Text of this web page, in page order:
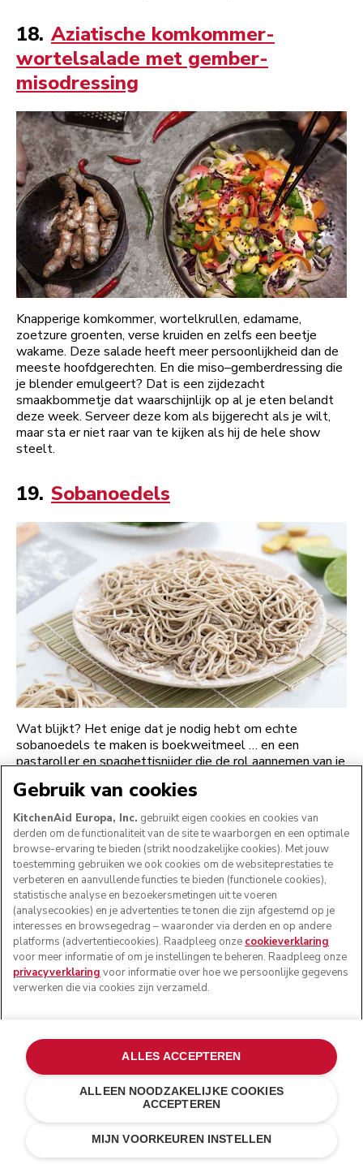
18. Aziatische komkommer-
wortelsalade met gember-
misodressing
Knapperige komkommer, wortelkrullen, edamame,
zoetzure groenten, verse kruiden en zelfs een beetje
wakame. Deze salade heeft meer persoonlijkheid dan de
meeste hoofdgerechten. En die miso–gemberdressing die
je blender emulgeert? Dat is een zijdezacht
smaakbommetje dat waarschijnlijk op al je eten belandt
deze week. Serveer deze kom als bijgerecht als je wilt,
maar sta er niet raar van te kijken als hij de hele show
steelt.
19. Sobanoedels
Wat blijkt? Het enige dat je nodig hebt om echte
sobanoedels te maken is boekweitmeel … en een
pastaroller en spaghettisnijder die de rol aannemen van je
het fijne werk. De dunne deegvellen rollen, strak snijden
en uiteindelijk sobaslierten maken die zo uit een
restaurant in Tokyo lijken te komen. Houd de toppings
simpel. Een sojadip en wat nori of sesam, want noedels
die zo lekker zijn hebben geen toeters en bellen nodig.
Speelse desserts en ijstraktaties
Maak je klaar voor de nodige zoetigheid. Van smeuïge
mochi tot romige bubble tea, deze lekkernijen brengen de
smeuïg-romige vrolijkheid van je favoriete desserts naar
jouw eigen keuken.
Gebruik van cookies
KitchenAid Europa, Inc. gebruikt eigen cookies en cookies van
derden om de functionaliteit van de site te waarborgen en een optimale
browse-ervaring te bieden (strikt noodzakelijke cookies). Met jouw
toestemming gebruiken we ook cookies om de websiteprestaties te
verbeteren en aanvullende functies te bieden (functionele cookies),
statistische analyse en bezoekersmetingen uit te voeren
(analysecookies) en je advertenties te tonen die zijn afgestemd op je
interesses en browsegedrag – waaronder via derden en op andere
platforms (advertentiecookies). Raadpleeg onze cookieverklaring
voor meer informatie of om je instellingen te beheren. Raadpleeg onze
privacyverklaring voor informatie over hoe we persoonlijke gegevens
verwerken die via cookies zijn verzameld.
MIJN VOORKEUREN INSTELLEN
ALLEEN NOODZAKELIJKE COOKIES
ACCEPTEREN
ALLES ACCEPTEREN